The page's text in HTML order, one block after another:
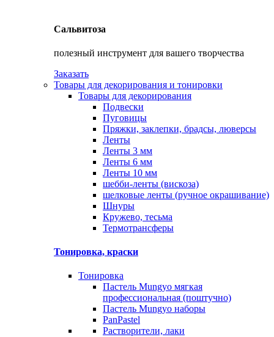
Сальвитоза
полезный инструмент для вашего творчества
Заказать
Товары для декорирования и тонировки
Товары для декорирования
Подвески
Пуговицы
Пряжки, заклепки, брадсы, люверсы
Ленты
Ленты 3 мм
Ленты 6 мм
Ленты 10 мм
шебби-ленты (вискоза)
шелковые ленты (ручное окрашивание)
Шнуры
Кружево, тесьма
Термотрансферы
Тонировка, краски
Тонировка
Пастель Mungyo мягкая
профессиональная (поштучно)
Пастель Mungyo наборы
PanPastel
Растворители, лаки